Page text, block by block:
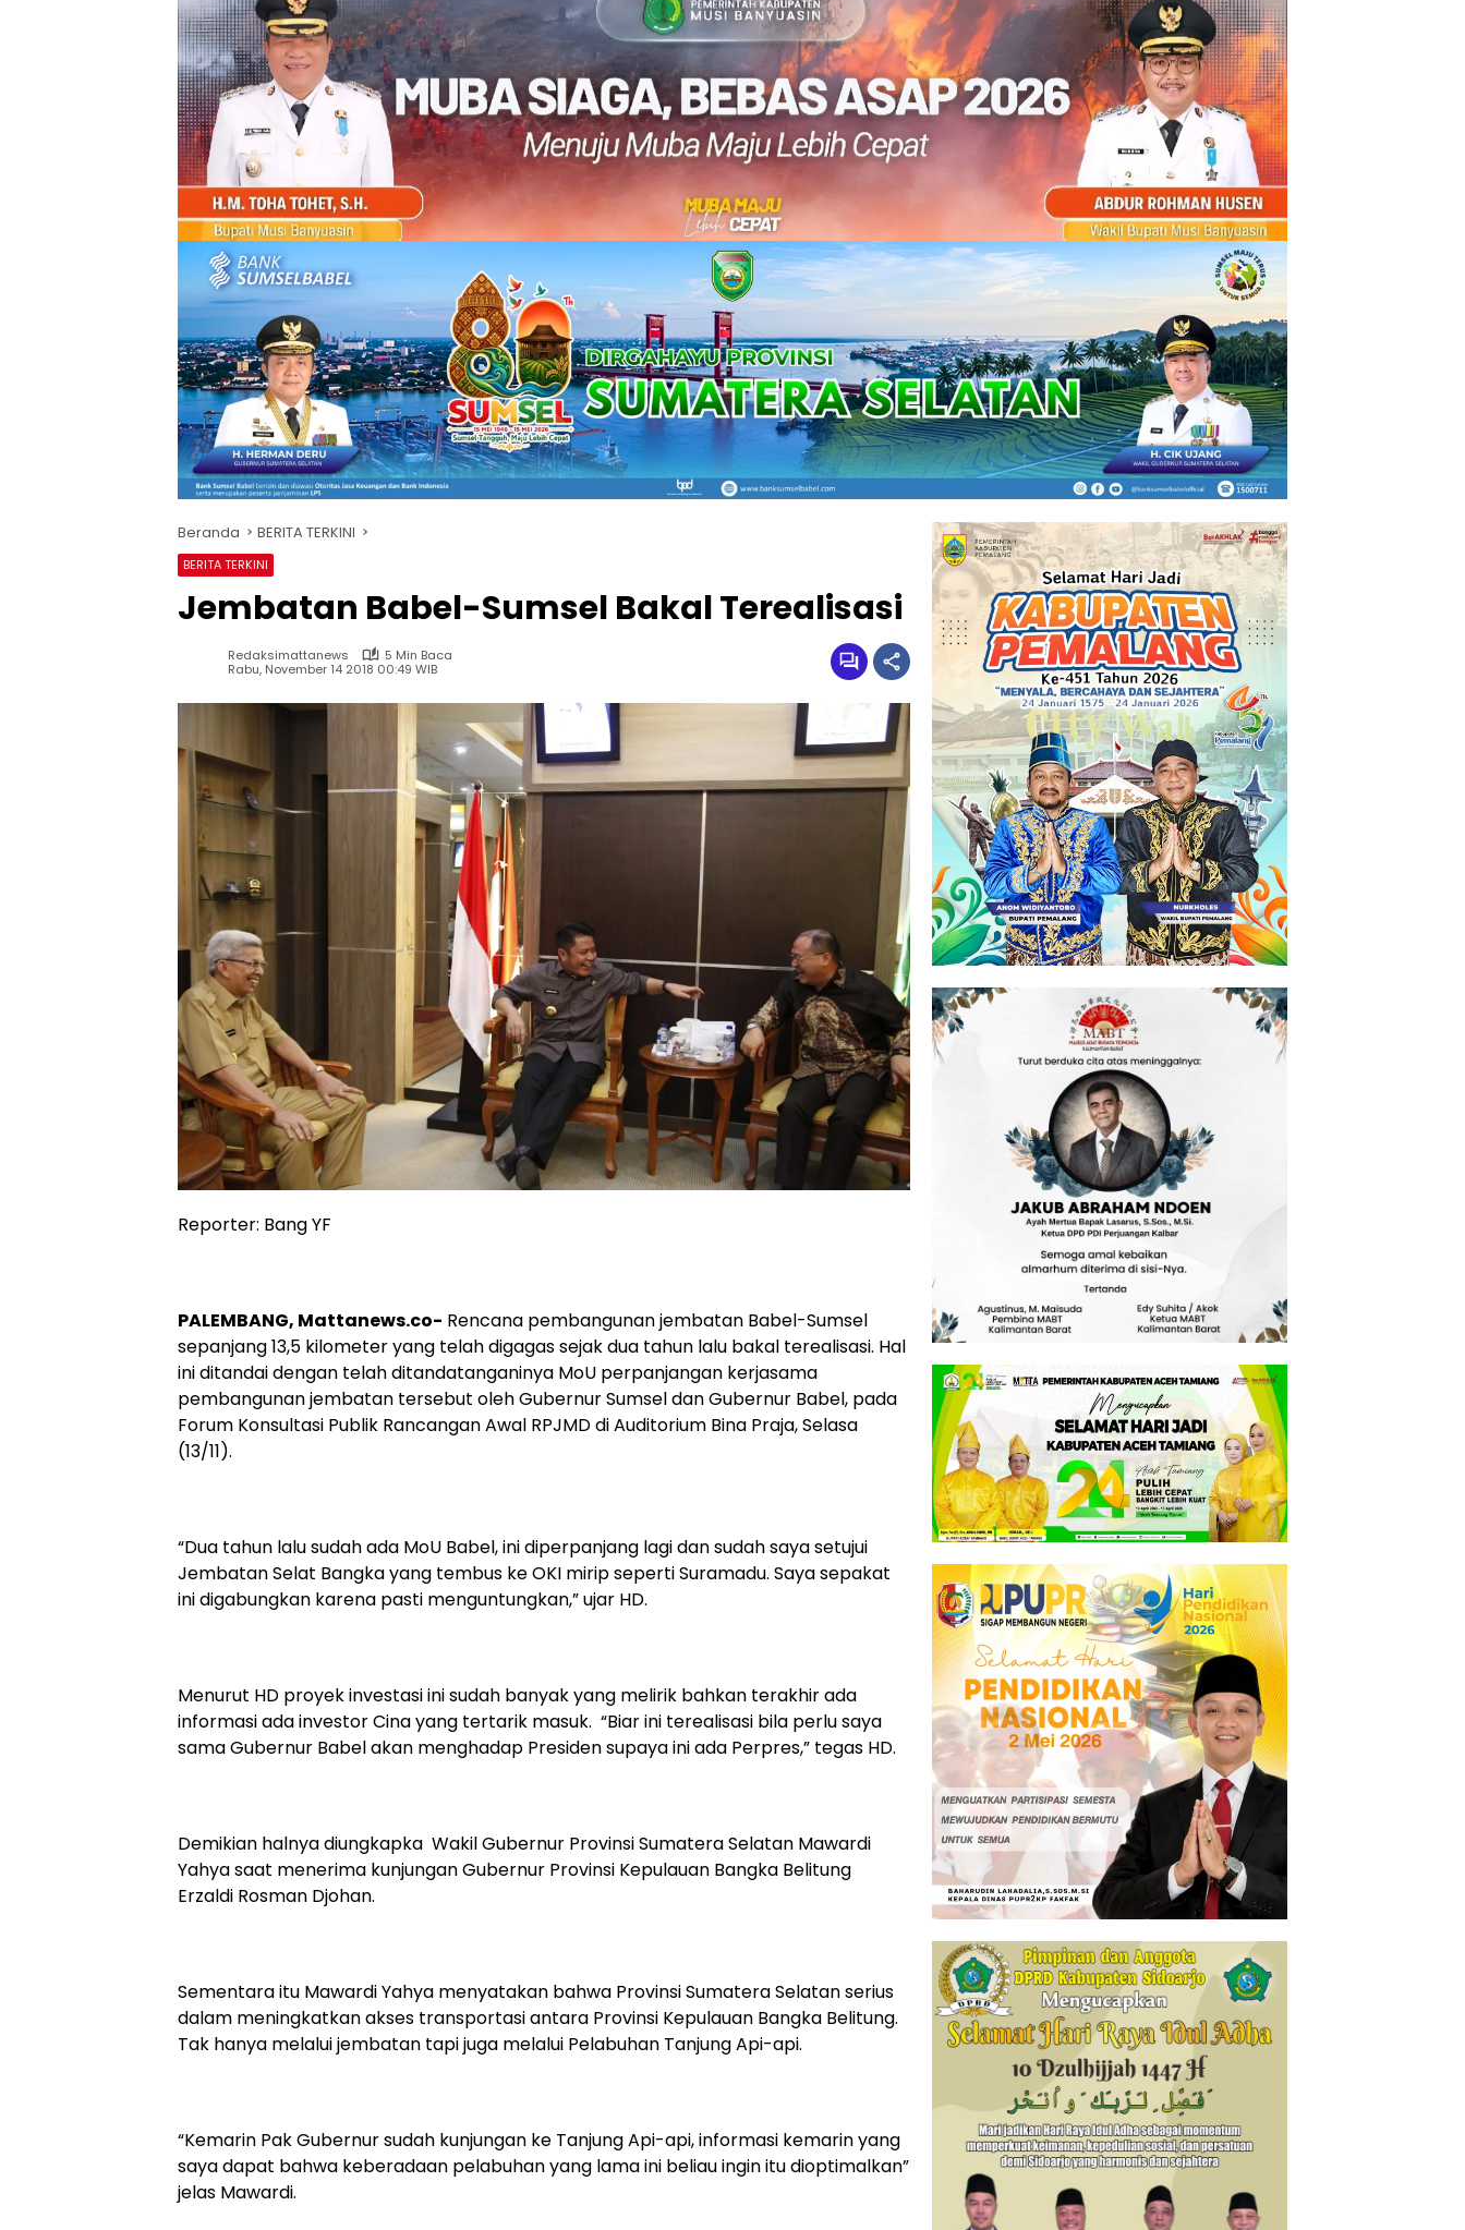
Beranda BERITA TERKINI
BERITA TERKINI
Jembatan Babel-Sumsel Bakal Terealisasi
Redaksimattanews
5 Min Baca
Rabu, November 14 2018 00:49 WIB
Reporter: Bang YF
PALEMBANG, Mattanews.co- Rencana pembangunan jembatan Babel-Sumsel
sepanjang 13,5 kilometer yang telah digagas sejak dua tahun lalu bakal terealisasi. Hal
ini ditandai dengan telah ditandatanganinya MoU perpanjangan kerjasama
pembangunan jembatan tersebut oleh Gubernur Sumsel dan Gubernur Babel, pada
Forum Konsultasi Publik Rancangan Awal RPJMD di Auditorium Bina Praja, Selasa
(13/11).
“Dua tahun lalu sudah ada MoU Babel, ini diperpanjang lagi dan sudah saya setujui
Jembatan Selat Bangka yang tembus ke OKI mirip seperti Suramadu. Saya sepakat
ini digabungkan karena pasti menguntungkan,” ujar HD.
Menurut HD proyek investasi ini sudah banyak yang melirik bahkan terakhir ada
informasi ada investor Cina yang tertarik masuk. “Biar ini terealisasi bila perlu saya
sama Gubernur Babel akan menghadap Presiden supaya ini ada Perpres,” tegas HD.
Demikian halnya diungkapka Wakil Gubernur Provinsi Sumatera Selatan Mawardi
Yahya saat menerima kunjungan Gubernur Provinsi Kepulauan Bangka Belitung
Erzaldi Rosman Djohan.
Sementara itu Mawardi Yahya menyatakan bahwa Provinsi Sumatera Selatan serius
dalam meningkatkan akses transportasi antara Provinsi Kepulauan Bangka Belitung.
Tak hanya melalui jembatan tapi juga melalui Pelabuhan Tanjung Api-api.
“Kemarin Pak Gubernur sudah kunjungan ke Tanjung Api-api, informasi kemarin yang
saya dapat bahwa keberadaan pelabuhan yang lama ini beliau ingin itu dioptimalkan”
jelas Mawardi.